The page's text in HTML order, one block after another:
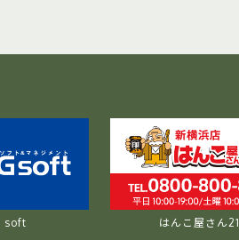
soft はんこ屋さん21